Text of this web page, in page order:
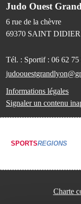
Judo Ouest
6 rue de la chèvre
69370 SAINT
Tél. : Sportif : 06 62 75
Informations légales
Signaler un contenu
SPORTSREGIONS
Charte